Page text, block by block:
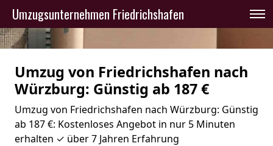
Umzugsunternehmen Friedrichshafen
Umzug von Friedrichshafen nach
Würzburg: Günstig ab 187 €
Umzug von Friedrichshafen nach Würzburg: Günstig
ab 187 €: Kostenloses Angebot in nur 5 Minuten
erhalten ✓ über 7 Jahren Erfahrung